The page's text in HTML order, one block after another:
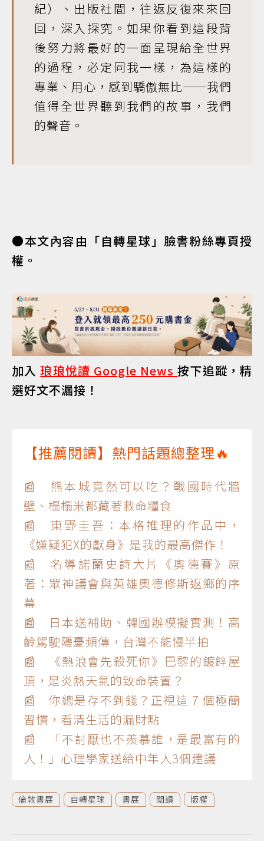
紀）、出版社間，往返反復來來回
回，深入探究。如果你看到這段背
後努力將最好的一面呈現給全世界
的過程，必定同我一樣，為這樣的
專業、用心，感到驕傲無比——我們
值得全世界聽到我們的故事，我們
的聲音。
●本文內容由「自轉星球」臉書粉絲專頁授
權。
加入琅琅悅讀 Google News按下追蹤，精
選好文不漏接！
【推薦閱讀】熱門話題總整理🔥
📰 熊本城竟然可以吃？戰國時代牆
壁、榻榻米都藏著救命糧食
📰 東野圭吾：本格推理的作品中，
《嫌疑犯X的獻身》是我的最高傑作！
📰 名導諾蘭史詩大片《奧德賽》原
著：眾神議會與英雄奧德修斯返鄉的序
幕
📰 日本送補助、韓國辦模擬實測！高
齡駕駛隱憂頻傳，台灣不能慢半拍
📰 《熱浪會先殺死你》巴黎的鍍鋅屋
頂，是炎熱天氣的致命裝置？
📰 你總是存不到錢？正視這 7 個極簡
習慣，看清生活的漏財點
📰 「不討厭也不羨慕誰，是最富有的
人！」心理學家送給中年人3個建議
倫敦書展 自轉星球 書展 閱讀 版權